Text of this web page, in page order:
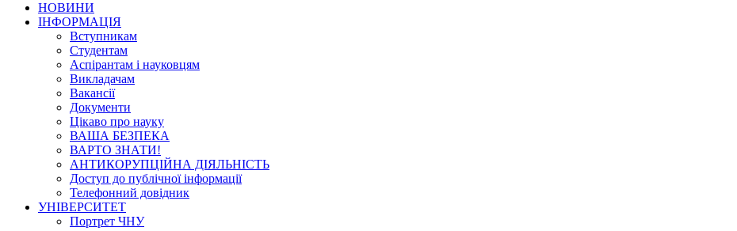
НОВИНИ
ІНФОРМАЦІЯ
Вступникам
Студентам
Аспірантам і науковцям
Викладачам
Вакансії
Документи
Цікаво про науку
ВАША БЕЗПЕКА
ВАРТО ЗНАТИ!
АНТИКОРУПЦІЙНА ДІЯЛЬНІСТЬ
Доступ до публічної інформації
Телефонний довідник
УНІВЕРСИТЕТ
Портрет ЧНУ